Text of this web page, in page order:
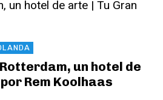
un hotel de
Rem Koolhaas